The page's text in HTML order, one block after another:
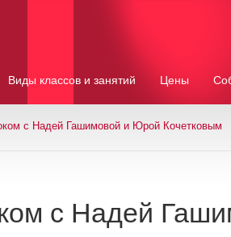
Виды классов и занятий Цены
с Надей Гашимовой и Юрой Кочетковым
с Надей